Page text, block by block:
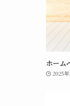
ホーム
2025